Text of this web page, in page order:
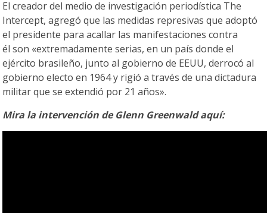
El creador del medio de investigación periodística The
Intercept, agregó que las medidas represivas que adoptó
el presidente para acallar las manifestaciones contra
él son «extremadamente serias, en un país donde el
ejército brasileño, junto al gobierno de EEUU, derrocó al
gobierno electo en 1964 y rigió a través de una dictadura
militar que se extendió por 21 años».
Mira la intervención de Glenn Greenwald aquí: